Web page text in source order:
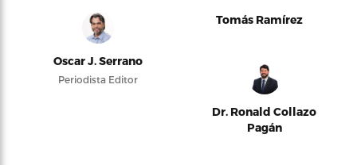
Oscar J. Serrano
Periodista Editor
Tomás Ramírez
Dr. Ronald Collazo
Pagán